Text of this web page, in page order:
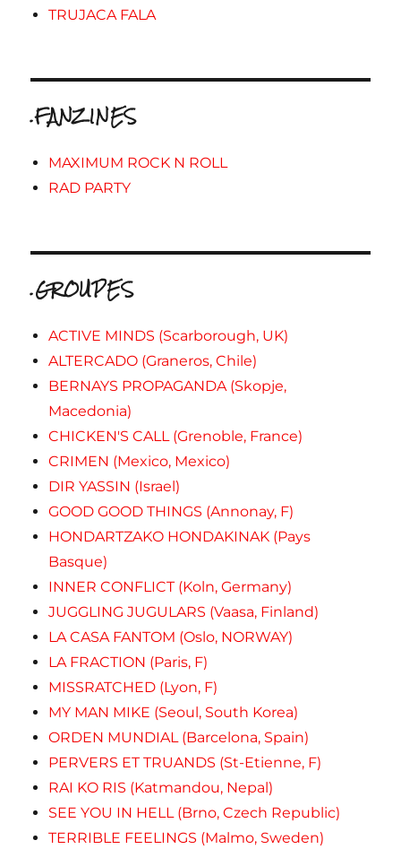
TRUJACA FALA
.FANZINES
MAXIMUM ROCK N ROLL
RAD PARTY
.GROUPES
ACTIVE MINDS (Scarborough, UK)
ALTERCADO (Graneros, Chile)
BERNAYS PROPAGANDA (Skopje,
Macedonia)
CHICKEN'S CALL (Grenoble, France)
CRIMEN (Mexico, Mexico)
DIR YASSIN (Israel)
GOOD GOOD THINGS (Annonay, F)
HONDARTZAKO HONDAKINAK (Pays
Basque)
INNER CONFLICT (Koln, Germany)
JUGGLING JUGULARS (Vaasa, Finland)
LA CASA FANTOM (Oslo, NORWAY)
LA FRACTION (Paris, F)
MISSRATCHED (Lyon, F)
MY MAN MIKE (Seoul, South Korea)
ORDEN MUNDIAL (Barcelona, Spain)
PERVERS ET TRUANDS (St-Etienne, F)
RAI KO RIS (Katmandou, Nepal)
SEE YOU IN HELL (Brno, Czech Republic)
TERRIBLE FEELINGS (Malmo, Sweden)